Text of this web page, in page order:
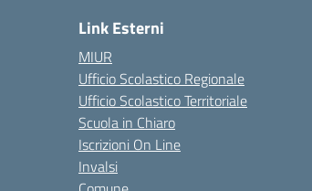
Link Esterni
MIUR
Ufficio Scolastico Regionale
Ufficio Scolastico Territoriale
Scuola in Chiaro
Iscrizioni On Line
Invalsi